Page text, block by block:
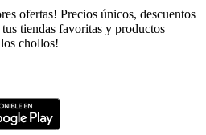
ofertas! Precios únicos, descuentos
tiendas favoritas y productos
chollos!